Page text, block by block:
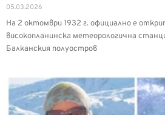
05.03.2026
На 2 октомври 1932 г. официално е
високопланинска метеорологична
Балканския полуостров